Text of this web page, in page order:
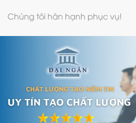
Chúng tôi hân hạnh phục vụ!